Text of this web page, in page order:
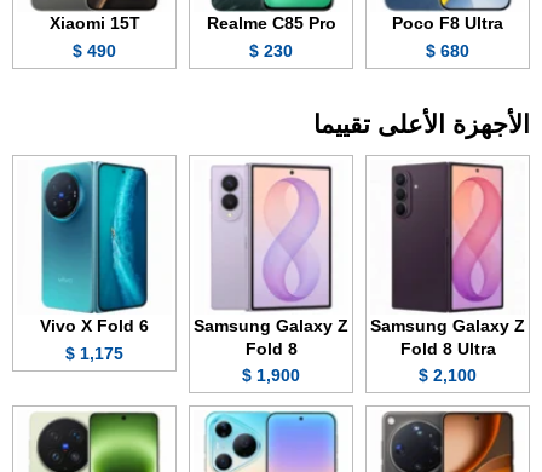
Poco F8 Ultra
680 $
Realme C85 Pro
230 $
Xiaomi 15T
490 $
الأجهزة الأعلى تقييما
Samsung Galaxy Z
Fold 8 Ultra
2,100 $
Samsung Galaxy Z
Fold 8
1,900 $
Vivo X Fold 6
1,175 $